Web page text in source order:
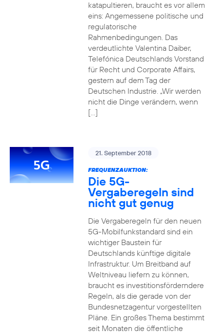
katapultieren, braucht es vor allem
eins: Angemessene politische und
regulatorische
Rahmenbedingungen. Das
verdeutlichte Valentina Daiber,
Telefónica Deutschlands Vorstand
für Recht und Corporate Affairs,
gestern auf dem Tag der
Deutschen Industrie. „Wir werden
nicht die Dinge verändern, wenn
[…]
21. September 2018
FREQUENZAUKTION:
Die 5G-
Vergaberegeln sind
nicht gut genug
Die Vergaberegeln für den neuen
5G-Mobilfunkstandard sind ein
wichtiger Baustein für
Deutschlands künftige digitale
Infrastruktur. Um Breitband auf
Weltniveau liefern zu können,
braucht es investitionsförderndere
Regeln, als die gerade von der
Bundesnetzagentur vorgestellten
Pläne. Ein großes Thema bestimmt
seit Monaten die öffentliche